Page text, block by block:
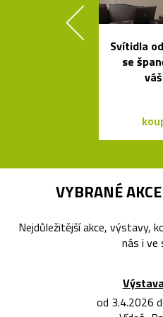
Svítidla
se
VYBRANÉ
Nejdůležitější akce, výstavy,
nás i ve
od 3.4.2026